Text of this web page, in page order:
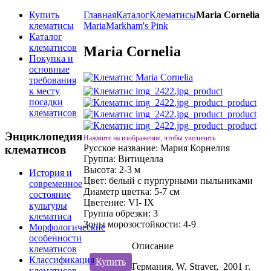
ГлавнаяКаталогКлематисыMaria Cornelia
MariaMarkham's Pink
Maria Cornelia
Нажмите на изображение, чтобы увеличить
Русское название: Мария Корнелия
Группа: Витицелла
Высота: 2-3 м
Цвет: белый с пурпурными пыльниками
Диаметр цветка: 5-7 см
Цветение: VI- IX
Группа обрезки: 3
Зоны морозостойкости: 4-9
Купить
Описание
Германия, W. Straver, 2001 г.
Купить
клематисы
Каталог
клематисов
Покупка и
основные
требования
к месту
посадки
клематисов
Энциклопедия
клематисов
История и
современное
состояние
культуры
клематиса
Морфологические
особенности
клематисов
Классификация